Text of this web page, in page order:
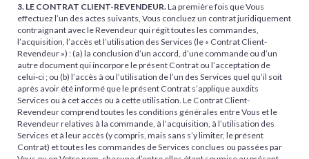
3. LE CONTRAT CLIENT-REVENDEUR. La première fois que Vous
effectuez l’un des actes suivants, Vous concluez un contrat juridiquement
contraignant avec le Revendeur qui régit toutes les commandes,
l’acquisition, l’accès et l’utilisation des Services (le « Contrat Client-
Revendeur ») : (a) la conclusion d’un accord, d’une commande ou d’un
autre document qui incorpore le présent Contrat ou l’acceptation de
celui-ci ; ou (b) l’accès à ou l’utilisation de l’un des Services quel qu’il soit
après avoir été informé que le présent Contrat s’applique auxdits
Services ou à cet accès ou à cette utilisation. Le Contrat Client-
Revendeur comprend toutes les conditions générales entre Vous et le
Revendeur relatives à la commande, à l’acquisition, à l’utilisation des
Services et à leur accès (y compris, mais sans s’y limiter, le présent
Contrat) et toutes les commandes de Services conclues ou passées par